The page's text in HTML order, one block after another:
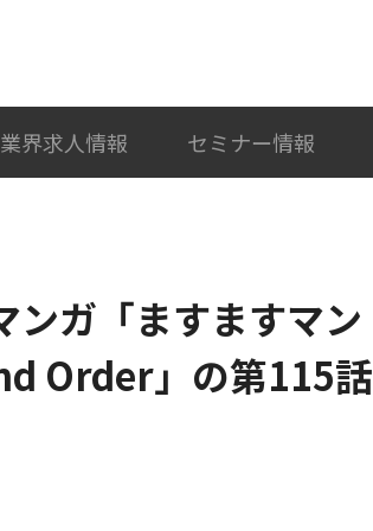
業界求人情報 セミナー情報
ンガ「ますますマン
Order」の第115話